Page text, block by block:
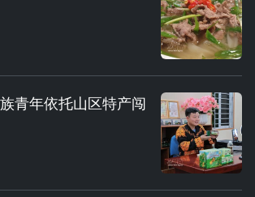
青年依托山区特产闯